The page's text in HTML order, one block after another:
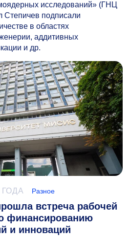
исследований» (ГНЦ
подписали
в областях
аддитивных
и др.
Разное
встреча рабочей
финансированию
и инноваций